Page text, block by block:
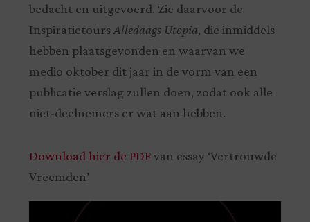
bedacht en uitgevoerd. Zie daarvoor de
Inspiratietours Alledaags Utopia, die inmiddels
hebben plaatsgevonden en waarvan we
medio oktober dit jaar in de vorm van een
publicatie verslag zullen doen, zodat ook alle
niet-deelnemers er wat aan hebben.
Download hier de PDFvan essay ‘Vertrouwde
Vreemden’